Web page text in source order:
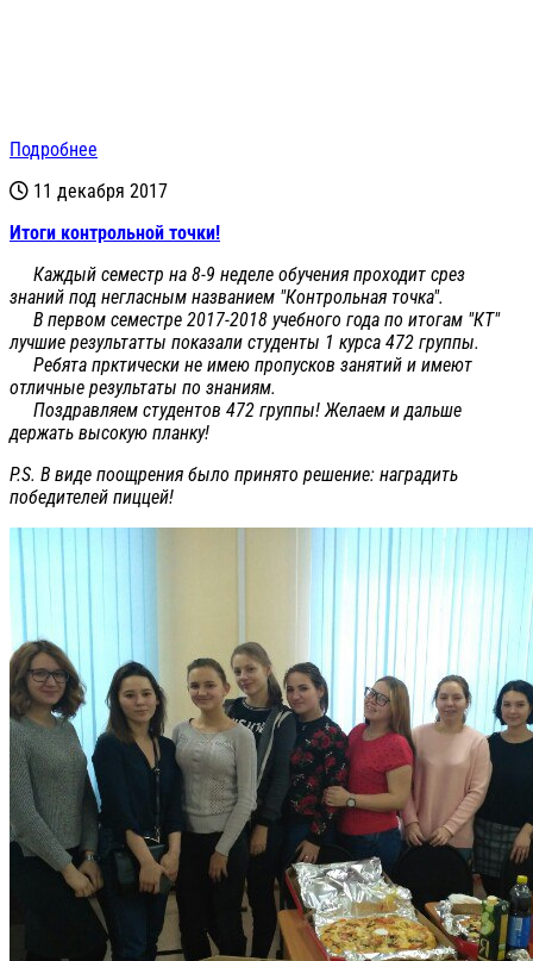
Подробнее
11 декабря 2017
Итоги контрольной точки!
Каждый семестр на 8-9 неделе обучения проходит срез
знаний под негласным названием "Контрольная точка".
В первом семестре 2017-2018 учебного года по итогам "КТ"
лучшие результатты показали студенты 1 курса 472 группы.
Ребята прктически не имею пропусков занятий и имеют
отличные результаты по знаниям.
Поздравляем студентов 472 группы! Желаем и дальше
держать высокую планку!
P.S. В виде поощрения было принято решение: наградить
победителей пиццей!